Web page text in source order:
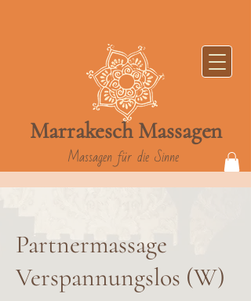
Marrakesch Massagen
Massagen für die Sinne
Partnermassage
Verspannungslos (W)